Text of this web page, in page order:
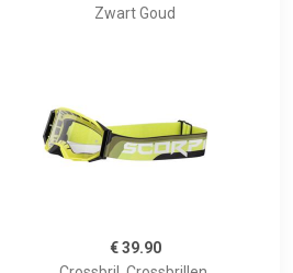
Zwart Goud
€ 39.90